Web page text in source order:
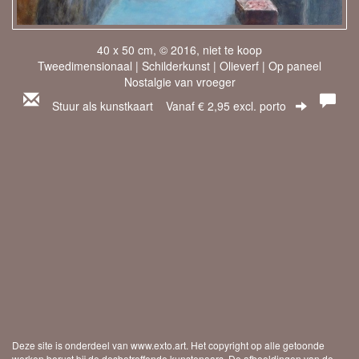
40 x 50 cm, © 2016, niet te koop
Tweedimensionaal | Schilderkunst | Olieverf | Op paneel
Nostalgie van vroeger
Stuur als kunstkaart Vanaf € 2,95 excl. porto
Deze site is onderdeel van www.exto.art. Het copyright op alle getoonde